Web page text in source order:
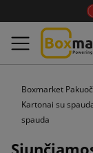
Boxmarket
Kartonai su
spauda